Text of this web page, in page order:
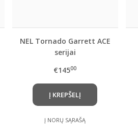
NEL Tornado Garrett ACE
serijai
€14500
Į KREPŠELĮ
Į NORŲ SĄRAŠĄ